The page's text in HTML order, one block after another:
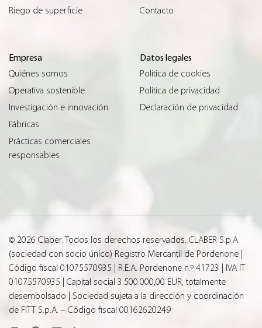
Riego de superficie
Contacto
Empresa
Quiénes somos
Operativa sostenible
Investigación e innovación
Fábricas
Prácticas comerciales
responsables
Datos legales
Política de cookies
Política de privacidad
Declaración de privacidad
© 2026 Claber. Todos los derechos reservados. CLABER S.p.A.
(sociedad con socio único) Registro Mercantil de Pordenone |
Código fiscal 01075570935 | R.E.A. Pordenone n.º 41723 | IVA IT
01075570935 | Capital social 3.500.000,00 EUR, totalmente
desembolsado | Sociedad sujeta a la dirección y coordinación
de FITT S.p.A. – Código fiscal 00162620249